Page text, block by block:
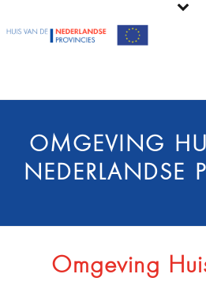
OMGEVING
NEDERLANDSE
Omgeving